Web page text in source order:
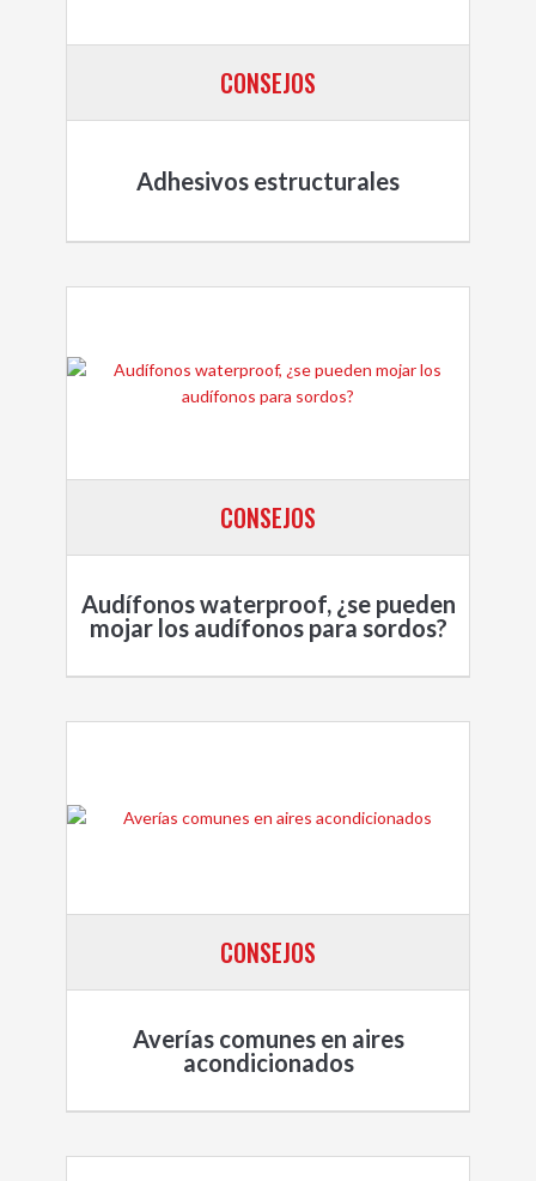
CONSEJOS
Adhesivos estructurales
CONSEJOS
Audífonos waterproof, ¿se pueden
mojar los audífonos para sordos?
CONSEJOS
Averías comunes en aires
acondicionados